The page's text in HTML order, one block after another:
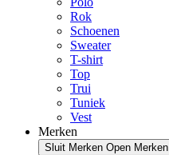
Rok
Schoenen
Sweater
T-shirt
Top
Trui
Tuniek
Vest
Merken
Sluit Merken Open Merken